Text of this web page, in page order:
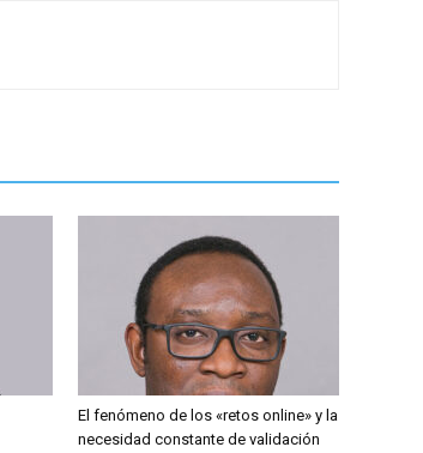
El fenómeno de los «retos online» y la
necesidad constante de validación